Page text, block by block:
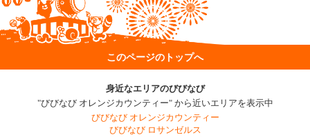
このページのトップへ
身近なエリアのびびなび
"びびなび オレンジカウンティー" から近いエリアを表示中
びびなび オレンジカウンティー
びびなび ロサンゼルス